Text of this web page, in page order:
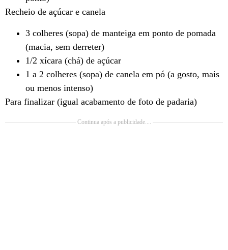
Recheio de açúcar e canela
3 colheres (sopa) de manteiga em ponto de pomada
(macia, sem derreter)
1/2 xícara (chá) de açúcar
1 a 2 colheres (sopa) de canela em pó (a gosto, mais
ou menos intenso)
Para finalizar (igual acabamento de foto de padaria)
Continua após a publicidade....